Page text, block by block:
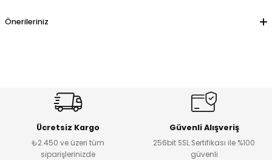
Önerileriniz
Ücretsiz Kargo
₺2.450 ve üzeri tüm
siparişlerinizde
Güvenli Alışveriş
256bit SSL Sertifikası ile %100
güvenli